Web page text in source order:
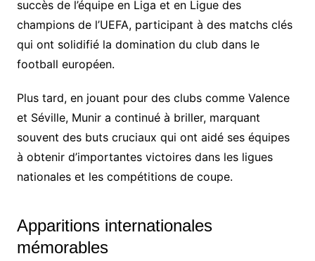
succès de l’équipe en Liga et en Ligue des
champions de l’UEFA, participant à des matchs clés
qui ont solidifié la domination du club dans le
football européen.
Plus tard, en jouant pour des clubs comme Valence
et Séville, Munir a continué à briller, marquant
souvent des buts cruciaux qui ont aidé ses équipes
à obtenir d’importantes victoires dans les ligues
nationales et les compétitions de coupe.
Apparitions internationales
mémorables